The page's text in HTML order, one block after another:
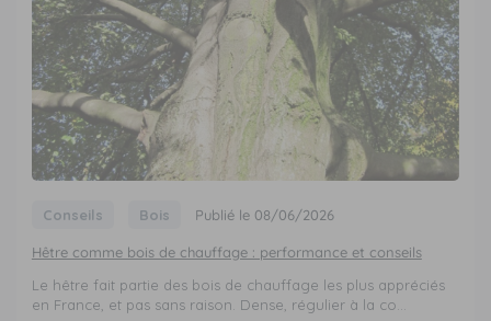
Conseils Bois Publié le 08/06/2026
Hêtre comme bois de chauffage : performance et conseils
Le hêtre fait partie des bois de chauffage les plus appréciés
en France, et pas sans raison. Dense, régulier à la co...